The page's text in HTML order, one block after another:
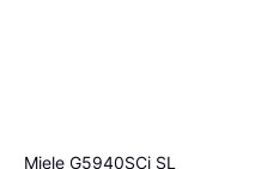
Miele G5940SCi SL